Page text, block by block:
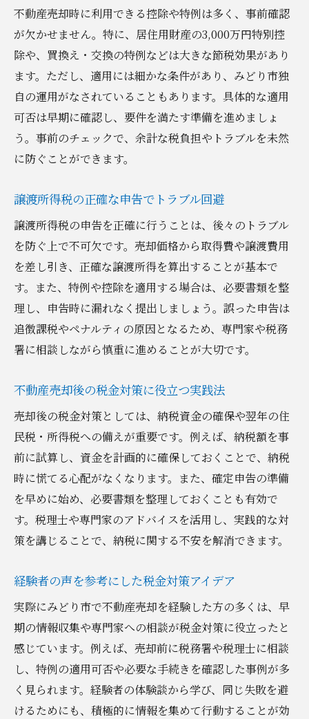
不動産売却時に利用できる控除や特例は多く、事前確認
が欠かせません。特に、居住用財産の3,000万円特別控
除や、買換え・交換の特例などは大きな節税効果があり
ます。ただし、適用には細かな条件があり、みどり市独
自の運用がなされていることもあります。具体的な適用
可否は早期に確認し、要件を満たす準備を進めましょ
う。事前のチェックで、余計な税負担やトラブルを未然
に防ぐことができます。
譲渡所得税の正確な申告でトラブル回避
譲渡所得税の申告を正確に行うことは、後々のトラブル
を防ぐ上で不可欠です。売却価格から取得費や譲渡費用
を差し引き、正確な譲渡所得を算出することが基本で
す。また、特例や控除を適用する場合は、必要書類を整
理し、申告時に漏れなく提出しましょう。誤った申告は
追徴課税やペナルティの原因となるため、専門家や税務
署に相談しながら慎重に進めることが大切です。
不動産売却後の税金対策に役立つ実践法
売却後の税金対策としては、納税資金の確保や翌年の住
民税・所得税への備えが重要です。例えば、納税額を事
前に試算し、資金を計画的に確保しておくことで、納税
時に慌てる心配がなくなります。また、確定申告の準備
を早めに始め、必要書類を整理しておくことも有効で
す。税理士や専門家のアドバイスを活用し、実践的な対
策を講じることで、納税に関する不安を解消できます。
経験者の声を参考にした税金対策アイデア
実際にみどり市で不動産売却を経験した方の多くは、早
期の情報収集や専門家への相談が税金対策に役立ったと
感じています。例えば、売却前に税務署や税理士に相談
し、特例の適用可否や必要な手続きを確認した事例が多
く見られます。経験者の体験談から学び、同じ失敗を避
けるためにも、積極的に情報を集めて行動することが効